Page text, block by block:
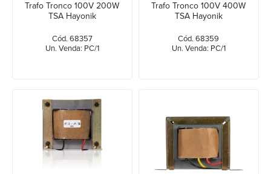
Trafo Tronco 100V 200W
TSA Hayonik
Cód. 68357
Un. Venda: PC/1
Trafo Tronco 100V 400W
TSA Hayonik
Cód. 68359
Un. Venda: PC/1